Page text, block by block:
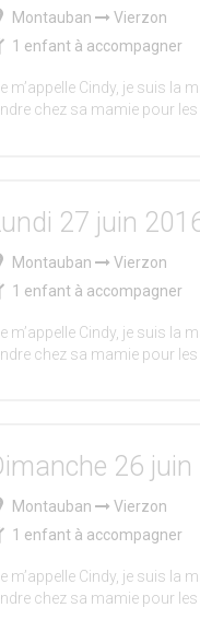
Montauban
Vierzon
1 enfant à accompagner
m’appelle Cindy, je suis la
chez sa mamie pour
27 juin
Montauban
Vierzon
1 enfant à accompagner
m’appelle Cindy, je suis la
chez sa mamie pour
26
Montauban
Vierzon
1 enfant à accompagner
m’appelle Cindy, je suis la
chez sa mamie pour